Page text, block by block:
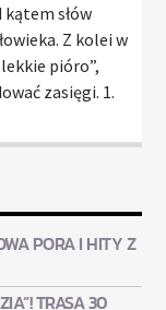
słów
Z kolei w
pióro”,
zasięgi. 1.
PORA I HITY Z
TRASA 30